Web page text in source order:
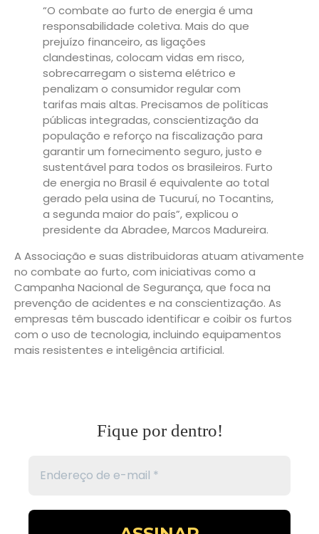
“O combate ao furto de energia é uma
responsabilidade coletiva. Mais do que
prejuízo financeiro, as ligações
clandestinas, colocam vidas em risco,
sobrecarregam o sistema elétrico e
penalizam o consumidor regular com
tarifas mais altas. Precisamos de políticas
públicas integradas, conscientização da
população e reforço na fiscalização para
garantir um fornecimento seguro, justo e
sustentável para todos os brasileiros. Furto
de energia no Brasil é equivalente ao total
gerado pela usina de Tucuruí, no Tocantins,
a segunda maior do país”, explicou o
presidente da Abradee, Marcos Madureira.
A Associação e suas distribuidoras atuam ativamente
no combate ao furto, com iniciativas como a
Campanha Nacional de Segurança, que foca na
prevenção de acidentes e na conscientização. As
empresas têm buscado identificar e coibir os furtos
com o uso de tecnologia, incluindo equipamentos
mais resistentes e inteligência artificial.
Fique por dentro!